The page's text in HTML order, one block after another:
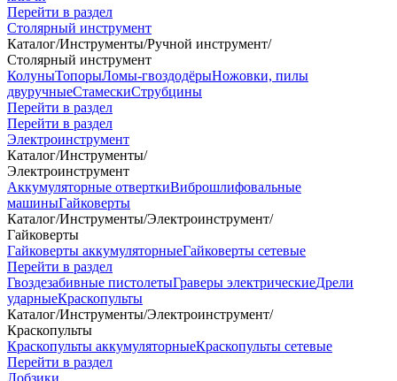
Перейти в раздел
Столярный инструмент
Каталог/Инструменты/Ручной инструмент/
Столярный инструмент
КолуныТопорыЛомы-гвоздодёрыНожовки, пилы
двуручныеСтамескиСтрубцины
Перейти в раздел
Перейти в раздел
Электроинструмент
Каталог/Инструменты/
Электроинструмент
Аккумуляторные отверткиВиброшлифовальные
машиныГайковерты
Каталог/Инструменты/Электроинструмент/
Гайковерты
Гайковерты аккумуляторныеГайковерты сетевые
Перейти в раздел
Гвоздезабивные пистолетыГраверы электрическиеДрели
ударныеКраскопульты
Каталог/Инструменты/Электроинструмент/
Краскопульты
Краскопульты аккумуляторныеКраскопульты сетевые
Перейти в раздел
Лобзики